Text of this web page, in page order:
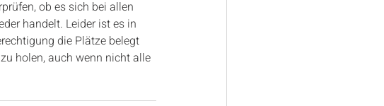
ob es sich bei allen
handelt. Leider ist es in
die Plätze belegt
holen, auch wenn nicht alle